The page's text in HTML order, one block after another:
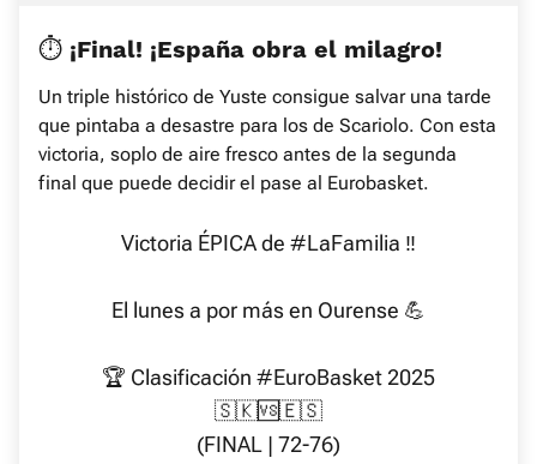
⏱️ ¡Final! ¡España obra el milagro!
Un triple histórico de Yuste consigue salvar una tarde
que pintaba a desastre para los de Scariolo. Con esta
victoria, soplo de aire fresco antes de la segunda
final que puede decidir el pase al Eurobasket.
Victoria ÉPICA de #LaFamilia ‼️
El lunes a por más en Ourense 💪
🏆 Clasificación #EuroBasket 2025
🇸🇰🆚🇪🇸
(FINAL | 72-76)